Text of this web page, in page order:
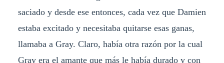
saciado y desde ese entonces, cada vez que Damien
estaba excitado y necesitaba quitarse esas ganas,
llamaba a Gray. Claro, había otra razón por la cual
Gray era el amante que más le había durado y con